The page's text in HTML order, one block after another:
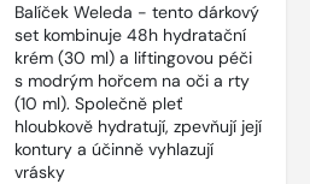
Balíček Weleda - tento dárkový
set kombinuje 48h hydratační
krém (30 ml) a liftingovou péči
s modrým hořcem na oči a rty
(10 ml). Společně pleť
hloubkově hydratují, zpevňují její
kontury a účinně vyhlazují
vrásky